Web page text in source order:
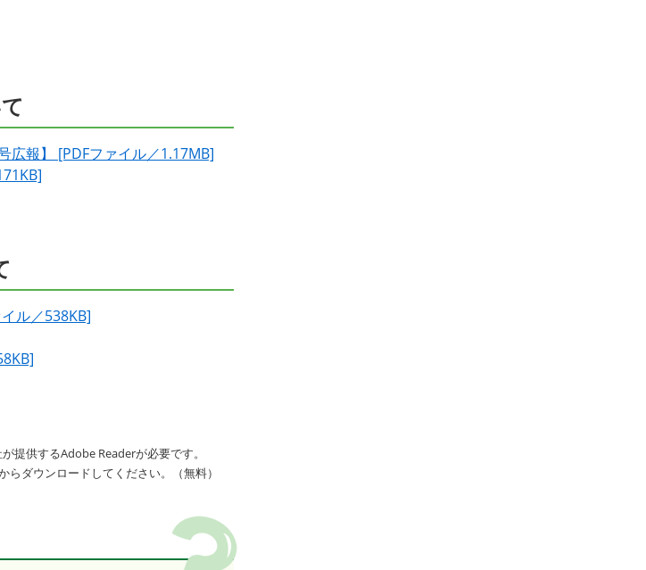
広報】 [PDFファイル／1.17MB]
ル／538KB]
提供するAdobe Readerが必要です。
ダウンロードしてください。（無料）